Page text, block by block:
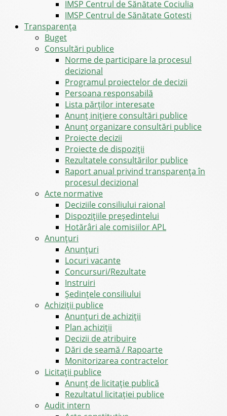
IMSP Centrul de Sănătate Cociulia
IMSP Centrul de Sănătate Gotesti
Transparența
Buget
Consultări publice
Norme de participare la procesul
decizional
Programul proiectelor de decizii
Persoana responsabilă
Lista părților interesate
Anunț inițiere consultări publice
Anunț organizare consultări publice
Proiecte decizii
Proiecte de dispoziții
Rezultatele consultărilor publice
Raport anual privind transparenţa în
procesul decizional
Acte normative
Deciziile consiliului raional
Dispozițiile președintelui
Hotărâri ale comisiilor APL
Anunţuri
Anunţuri
Locuri vacante
Concursuri/Rezultate
Instruiri
Şedinţele consiliului
Achiziții publice
Anunțuri de achiziții
Plan achiziții
Decizii de atribuire
Dări de seamă / Rapoarte
Monitorizarea contractelor
Licitații publice
Anunț de licitație publică
Rezultatul licitației publice
Audit intern